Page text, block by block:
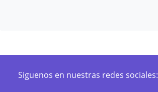
Siguenos en nuestras redes sociales: